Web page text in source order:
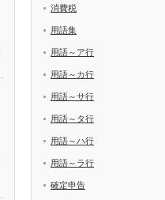
消費税
用語集
用語～ア行
用語～カ行
用語～サ行
用語～タ行
用語～ハ行
用語～ラ行
確定申告